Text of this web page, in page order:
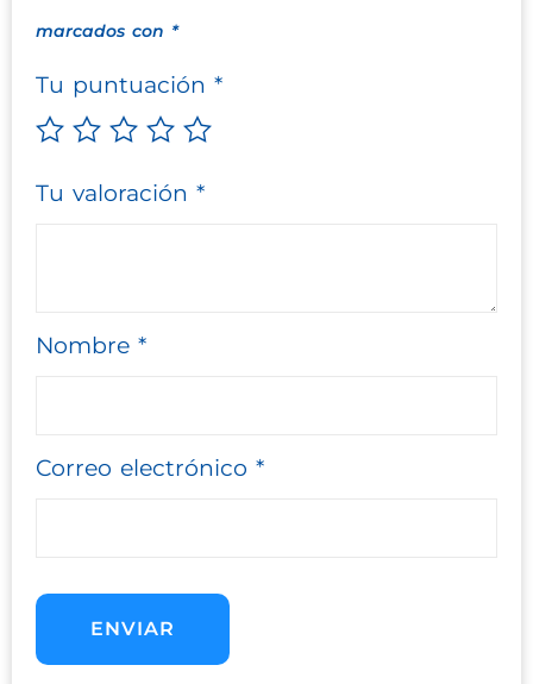
marcados con *
Tu puntuación *
Tu valoración *
Nombre *
Correo electrónico *